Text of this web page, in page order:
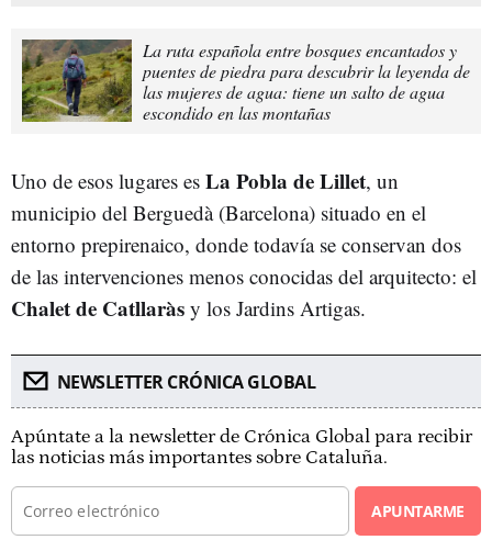
La ruta española entre bosques encantados y
puentes de piedra para descubrir la leyenda de
las mujeres de agua: tiene un salto de agua
escondido en las montañas
Uno de esos lugares es La Pobla de Lillet, un
municipio del Berguedà (Barcelona) situado en el
entorno prepirenaico, donde todavía se conservan dos
de las intervenciones menos conocidas del arquitecto: el
Chalet de Catllaràs y los Jardins Artigas.
NEWSLETTER CRÓNICA GLOBAL
Apúntate a la newsletter de Crónica Global para recibir
las noticias más importantes sobre Cataluña.
APUNTARME